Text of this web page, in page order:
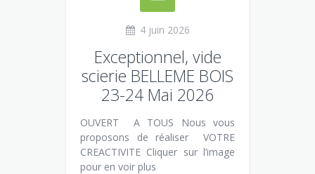
4 juin 2026
Exceptionnel, vide
scierie BELLEME BOIS
23-24 Mai 2026
OUVERT A TOUS Nous vous
proposons de réaliser VOTRE
CREACTIVITE Cliquer sur l’image
pour en voir plus